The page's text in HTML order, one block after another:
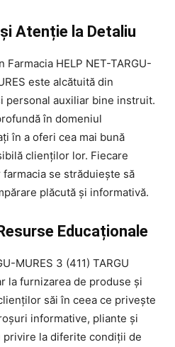
Atenție la Detaliu
HELP NET-TARGU-
este alcătuită din
personal auxiliar bine instruit.
în domeniul
în a oferi cea mai bună
clienților lor. Fiecare
se străduiește să
plăcută și informativă.
Educaționale
MURES 3 (411) TARGU
la furnizarea de produse și
săi în ceea ce privește
informative, pliante și
privire la diferite condiții de